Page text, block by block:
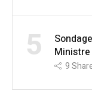
5 9